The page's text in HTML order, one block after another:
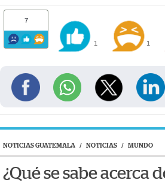
7
1 1
NOTICIAS GUATEMALA / NOTICIAS / MUNDO
¿Qué se sabe acerca